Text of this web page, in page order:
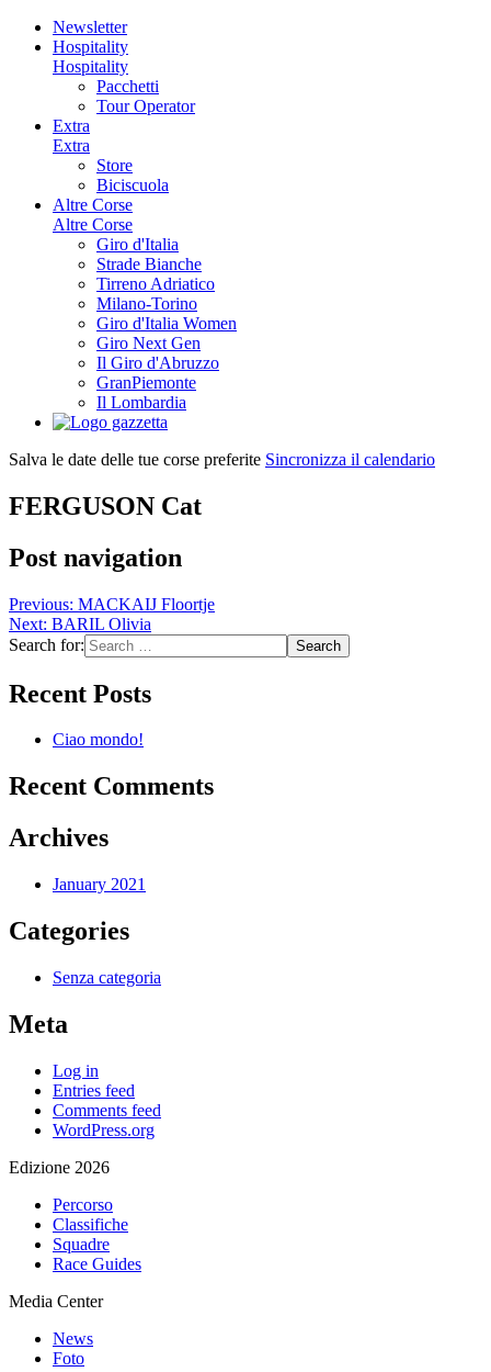
Newsletter
Hospitality
Hospitality
Pacchetti
Tour Operator
Extra
Extra
Store
Biciscuola
Altre Corse
Altre Corse
Giro d'Italia
Strade Bianche
Tirreno Adriatico
Milano-Torino
Giro d'Italia Women
Giro Next Gen
Il Giro d'Abruzzo
GranPiemonte
Il Lombardia
Salva le date delle tue corse preferite Sincronizza il calendario
FERGUSON Cat
Post navigation
Previous: MACKAIJ Floortje
Next: BARIL Olivia
Search for:
Recent Posts
Ciao mondo!
Recent Comments
Archives
January 2021
Categories
Senza categoria
Meta
Log in
Entries feed
Comments feed
WordPress.org
Edizione 2026
Percorso
Classifiche
Squadre
Race Guides
Media Center
News
Foto